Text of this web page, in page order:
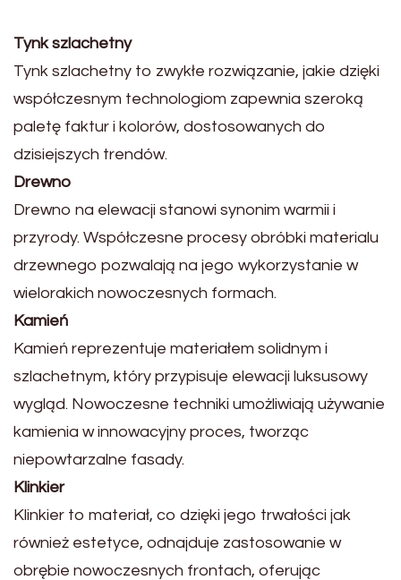
Tynk szlachetny
Tynk szlachetny to zwykłe rozwiązanie, jakie dzięki
współczesnym technologiom zapewnia szeroką
paletę faktur i kolorów, dostosowanych do
dzisiejszych trendów.
Drewno
Drewno na elewacji stanowi synonim warmii i
przyrody. Współczesne procesy obróbki materialu
drzewnego pozwalają na jego wykorzystanie w
wielorakich nowoczesnych formach.
Kamień
Kamień reprezentuje materiałem solidnym i
szlachetnym, który przypisuje elewacji luksusowy
wygląd. Nowoczesne techniki umożliwiają używanie
kamienia w innowacyjny proces, tworząc
niepowtarzalne fasady.
Klinkier
Klinkier to materiał, co dzięki jego trwałości jak
również estetyce, odnajduje zastosowanie w
obrębie nowoczesnych frontach, oferując